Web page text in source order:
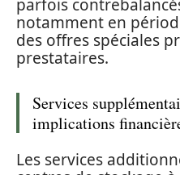
parfois
notamment en
des offres spéciales
prestataires.
Services
implications
Les services